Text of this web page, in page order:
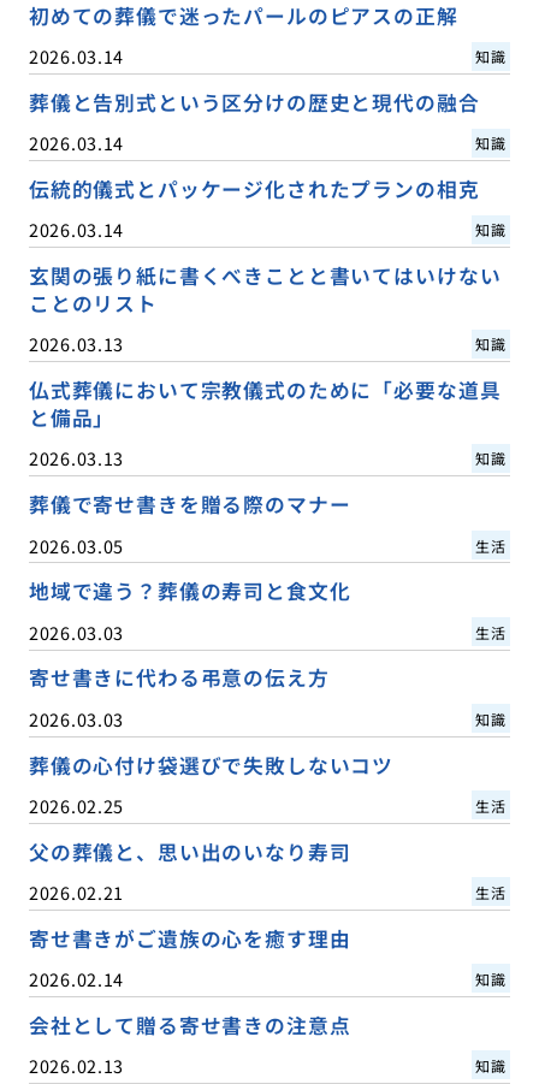
初めての葬儀で迷ったパールのピアスの正解
2026.03.14 知識
葬儀と告別式という区分けの歴史と現代の融合
2026.03.14 知識
伝統的儀式とパッケージ化されたプランの相克
2026.03.14 知識
玄関の張り紙に書くべきことと書いてはいけない
ことのリスト
2026.03.13 知識
仏式葬儀において宗教儀式のために「必要な道具
と備品」
2026.03.13 知識
葬儀で寄せ書きを贈る際のマナー
2026.03.05 生活
地域で違う？葬儀の寿司と食文化
2026.03.03 生活
寄せ書きに代わる弔意の伝え方
2026.03.03 知識
葬儀の心付け袋選びで失敗しないコツ
2026.02.25 生活
父の葬儀と、思い出のいなり寿司
2026.02.21 生活
寄せ書きがご遺族の心を癒す理由
2026.02.14 知識
会社として贈る寄せ書きの注意点
2026.02.13 知識